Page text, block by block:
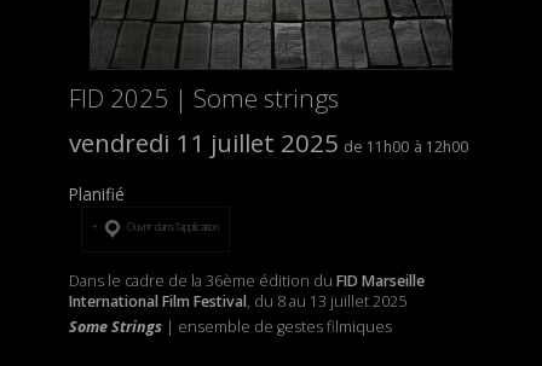
FID 2025 | Some strings
vendredi 11 juillet 2025
11h00 12h00
Planifié
Ouvrir dans l’application
Dans le cadre de la 36ème édition du FID Marseille
International Film Festival, du 8 au 13 juillet 2025
Some Strings| ensemble de gestes filmiques